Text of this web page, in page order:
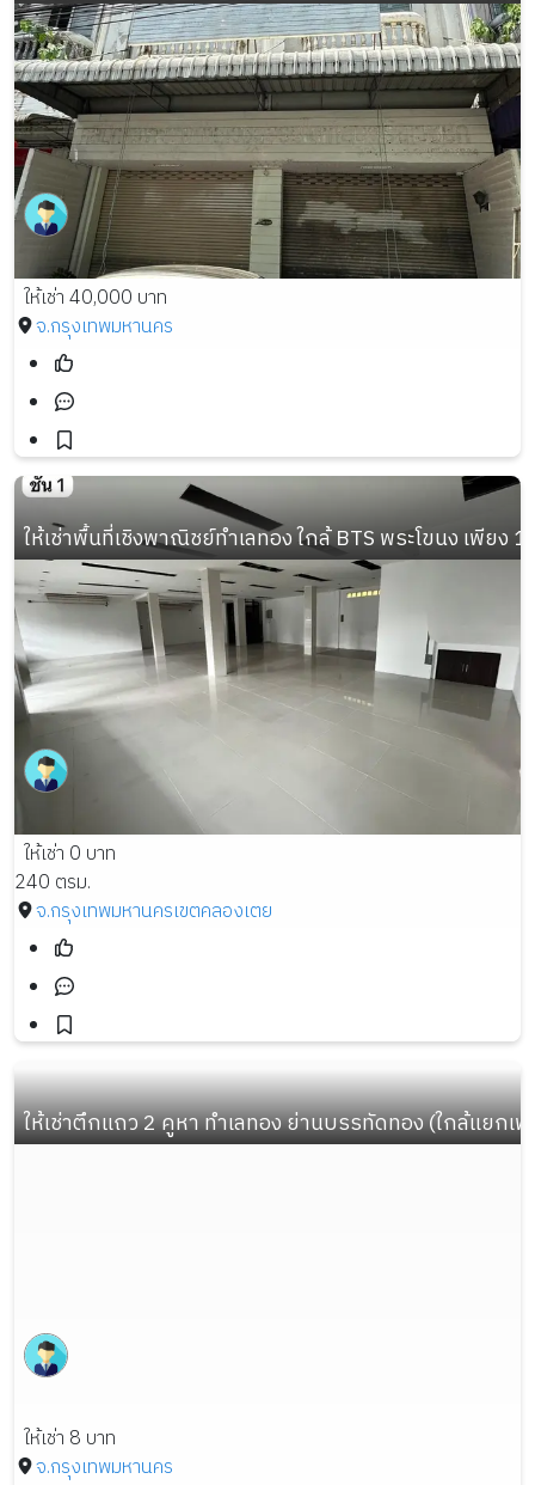
ให้เช่า 40,000 บาท
จ.กรุงเทพมหานคร
ให้เช่าพื้นที่เชิงพาณิชย์ทำเลทอง ใกล้ BTS พระโขนง เพียง
ให้เช่า 0 บาท
240 ตรม.
จ.กรุงเทพมหานครเขตคลองเตย
ให้เช่าตึกแถว 2 คูหา ทำเลทอง ย่านบรรทัดทอง (ใกล้แยกเ
ให้เช่า 8 บาท
จ.กรุงเทพมหานคร